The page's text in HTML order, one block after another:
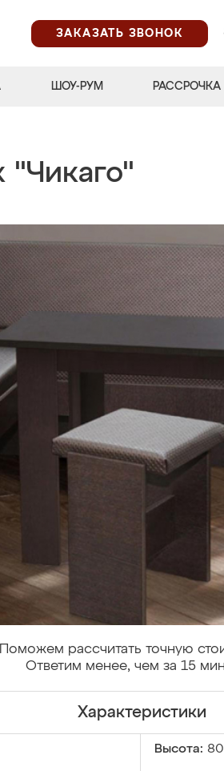
ЗАКАЗАТЬ ЗВОНОК
ШОУ-РУМ РАССРОЧКА
"Чикаго"
Поможем рассчитать точную
Ответим менее, чем за 15
Характеристики
Высота: